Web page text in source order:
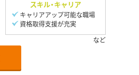
スキル・キャリア
キャリアアップ可能な職場
資格取得支援が充実